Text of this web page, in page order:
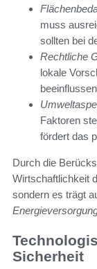
muss
sollten bei
Rechtliche
lokale
Faktoren
fördert das
Durch die
Wirtschaftlichkeit
sondern es trägt
Sicherheit